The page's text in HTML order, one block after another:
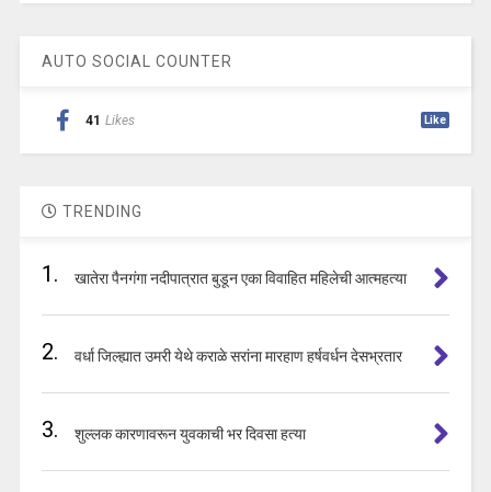
AUTO SOCIAL COUNTER
41 Likes Like
TRENDING
1. खातेरा पैनगंगा नदीपात्रात बुडून एका विवाहित महिलेची आत्महत्या
2. वर्धा जिल्ह्यात उमरी येथे कराळे सरांना मारहाण हर्षवर्धन देसभ्रतार
3. शुल्लक कारणावरून युवकाची भर दिवसा हत्या